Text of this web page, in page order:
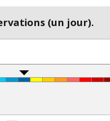
(un jour).